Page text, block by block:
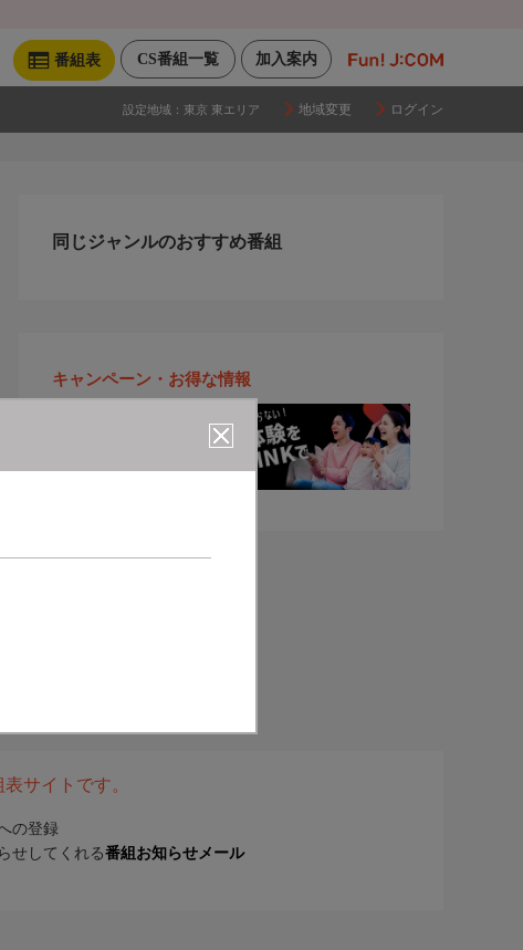
加入案内
CS番組一覧
番組表
設定地域： 東京 東エリア 地域変更 ログイン
同じジャンルのおすすめ番組
キャンペーン・お得な情報
サイトです。
の登録
せしてくれる番組お知らせメール